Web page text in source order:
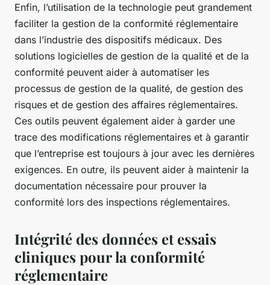
Enfin, l’utilisation de la technologie peut grandement
faciliter la gestion de la conformité réglementaire
dans l’industrie des dispositifs médicaux. Des
solutions logicielles de gestion de la qualité et de la
conformité peuvent aider à automatiser les
processus de gestion de la qualité, de gestion des
risques et de gestion des affaires réglementaires.
Ces outils peuvent également aider à garder une
trace des modifications réglementaires et à garantir
que l’entreprise est toujours à jour avec les dernières
exigences. En outre, ils peuvent aider à maintenir la
documentation nécessaire pour prouver la
conformité lors des inspections réglementaires.
Intégrité des données et essais
cliniques pour la conformité
réglementaire